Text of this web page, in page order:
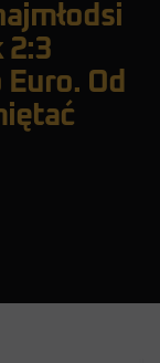
2:3
Od